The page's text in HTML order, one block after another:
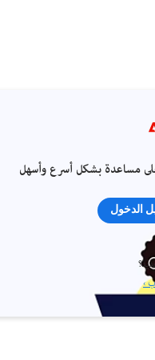
مساعدة بشكل أسرع وأسهل
الدخول
›